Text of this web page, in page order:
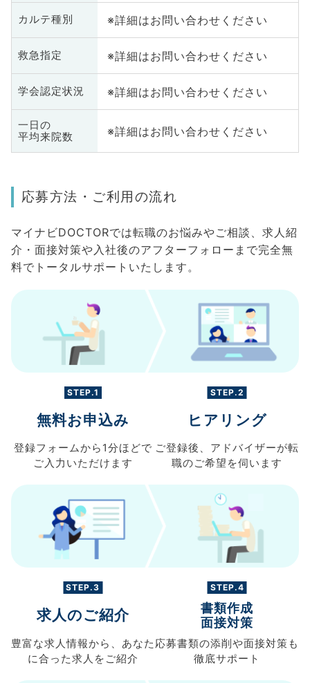
カルテ種別 ※詳細はお問い合わせください
救急指定 ※詳細はお問い合わせください
学会認定状況 ※詳細はお問い合わせください
一日の
平均来院数
※詳細はお問い合わせください
応募方法・ご利用の流れ
マイナビDOCTORでは転職のお悩みやご相談、求人紹
介・面接対策や入社後のアフターフォローまで完全無
料でトータルサポートいたします。
STEP.1
無料お申込み
登録フォームから 1分ほどで
ご入力 いただけます
STEP.2
ヒアリング
ご登録後、 アドバイザーが転
職のご希望を伺います
STEP.3
求人のご紹介
豊富な求人情報から、 あなた
に合った求人を ご紹介
STEP.4
書類作成
面接対策
応募書類の添削や面接対策も
徹底サポート